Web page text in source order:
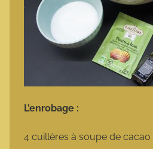
L’enrobage :
4 cuillères à soupe de